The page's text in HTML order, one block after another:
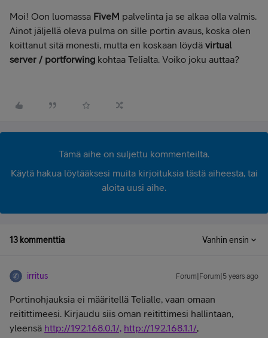
Moi! Oon luomassa FiveM palvelinta ja se alkaa olla valmis.
Ainot jäljellä oleva pulma on sille portin avaus, koska olen
koittanut sitä monesti, mutta en koskaan löydä virtual
server / portforwing kohtaa Telialta. Voiko joku auttaa?
Tämä aihe on suljettu kommenteilta.
Käytä hakua löytääksesi muita kirjoituksia tästä aiheesta, tai
aloita uusi aihe.
13 kommenttia Vanhin ensin
irritus Forum|Forum|5 years ago
Portinohjauksia ei määritellä Telialle, vaan omaan
reitittimeesi. Kirjaudu siis oman reitittimesi hallintaan,
yleensä http://192.168.0.1/, http://192.168.1.1/,